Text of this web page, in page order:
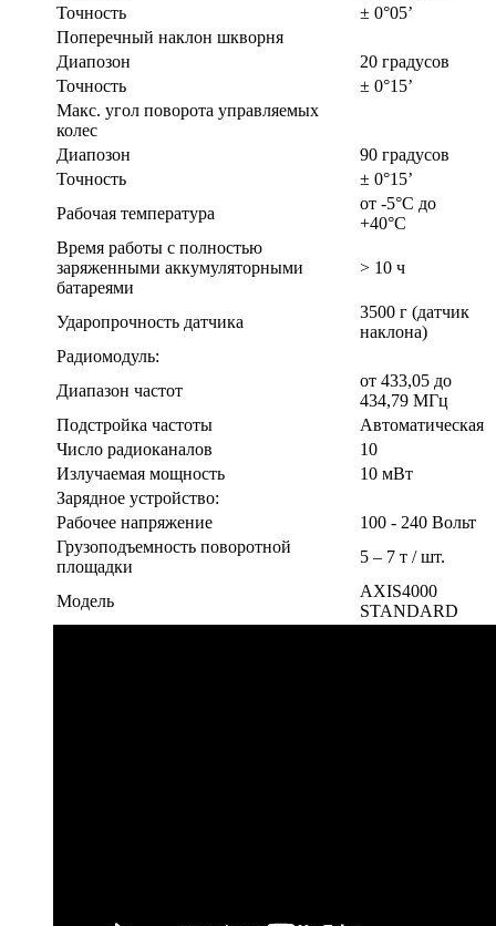
Точность
± 0°05’
Поперечный наклон шкворня
Диапозон
20 градусов
Точность
± 0°15’
Макс. угол поворота управляемых
колес
Диапозон
90 градусов
Точность
± 0°15’
Рабочая температура
от -5°С до
+40°С
Время работы с полностью
заряженными аккумуляторными
батареями
> 10 ч
Ударопрочность датчика
3500 г (датчик
наклона)
Радиомодуль:
Диапазон частот
от 433,05 до
434,79 МГц
Подстройка частоты
Автоматическая
Число радиоканалов
10
Излучаемая мощность
10 мВт
Зарядное устройство:
Рабочее напряжение
100 - 240 Вольт
Грузоподъемность поворотной
площадки
5 – 7 т / шт.
Модель
AXIS4000
STANDARD